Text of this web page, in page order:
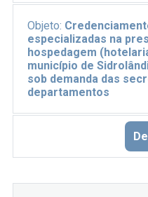
Objeto:
especializadas na
hospedagem
município de
sob demanda das
departamentos